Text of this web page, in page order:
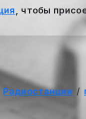
, чтобы
Радиостанции